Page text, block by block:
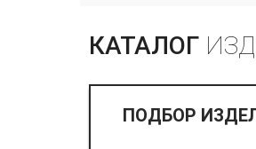
КАТАЛОГ
ПОДБОР